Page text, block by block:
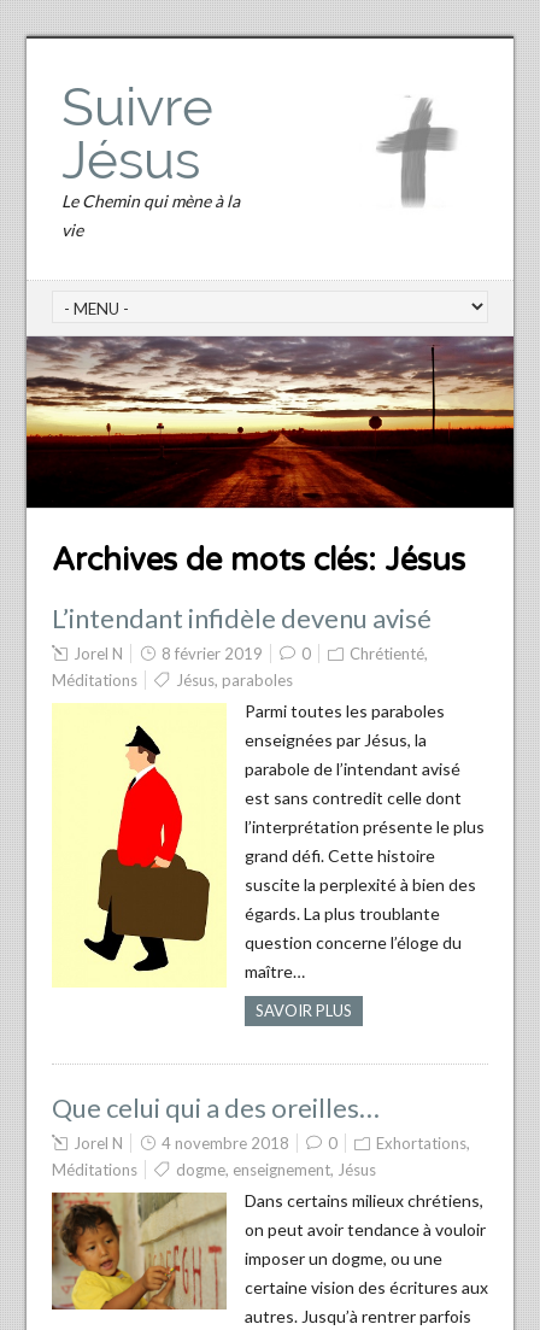
Suivre
Jésus
Le Chemin qui mène à la
vie
Archives de mots clés: Jésus
L’intendant infidèle devenu avisé
Jorel N 8 février 2019 0 Chrétienté,
Méditations
Jésus, paraboles
Parmi toutes les paraboles
enseignées par Jésus, la
parabole de l’intendant avisé
est sans contredit celle dont
l’interprétation présente le plus
grand défi. Cette histoire
suscite la perplexité à bien des
égards. La plus troublante
question concerne l’éloge du
maître…
SAVOIR PLUS
Que celui qui a des oreilles…
Jorel N 4 novembre 2018 0 Exhortations,
Méditations
dogme, enseignement, Jésus
Dans certains milieux chrétiens,
on peut avoir tendance à vouloir
imposer un dogme, ou une
certaine vision des écritures aux
autres. Jusqu’à rentrer parfois